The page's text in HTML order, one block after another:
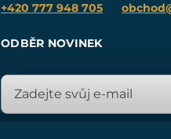
+420 777 948 705
ODBĚR NOVINEK